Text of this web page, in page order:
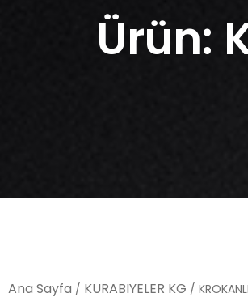
Ürün:
Ana Sayfa / KURABIYELER KG /